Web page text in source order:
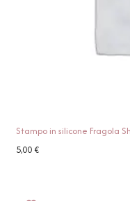
Stampo in silicone Fragola
5,00€